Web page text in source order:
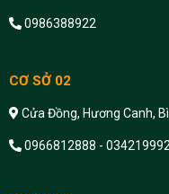
0986388922
CƠ SỞ 02
Cửa Đồng, Hương Canh,
0966812888 -